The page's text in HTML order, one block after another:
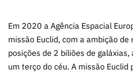
Balcão da
Contactos
Em 2020 a Agência Espacial
missão Euclid, com a ambição
posições de 2 biliões de galáxias,
um terço do céu. A missão